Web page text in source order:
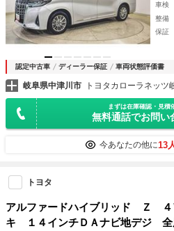
車検
整備
保証
認定中古車 ディーラー保証 車両状態評価書
岐阜県中津川市 トヨタカローラネッ
まずは在庫確認・見積
無料通話でお問い
今あなたの他に13
トヨタ
アルファードハイブリッド Ｚ
キ １４インチＤＡナビ地デジ